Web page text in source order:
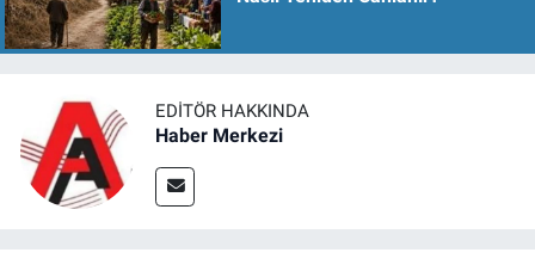
EDITÖR HAKKINDA
Haber Merkezi